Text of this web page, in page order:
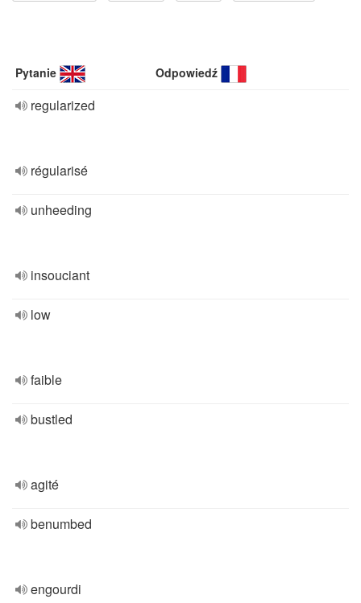
Pytanie Odpowiedź
regularized
régularisé
unheeding
insouciant
low
faible
bustled
agité
benumbed
engourdi